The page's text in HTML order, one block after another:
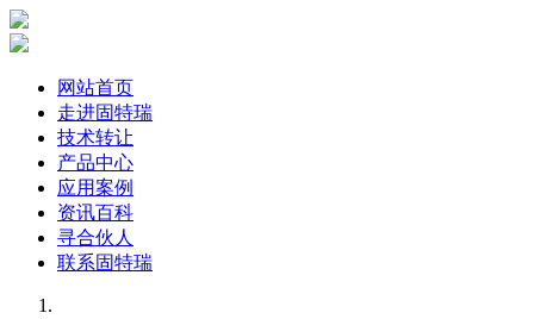
网站首页
走进固特瑞
技术转让
产品中心
应用案例
资讯百科
寻合伙人
联系固特瑞